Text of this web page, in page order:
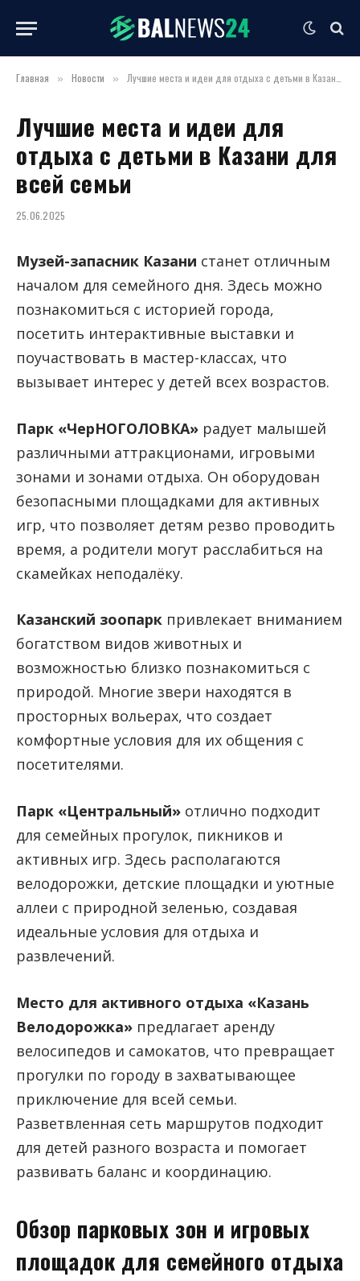
Главная » Новости » Лучшие места и идеи для отдыха с детьми в Казани для всей семьи
Лучшие места и идеи для
отдыха с детьми в Казани для
всей семьи
25.06.2025
Музей-запасник Казани станет отличным
началом для семейного дня. Здесь можно
познакомиться с историей города,
посетить интерактивные выставки и
поучаствовать в мастер-классах, что
вызывает интерес у детей всех возрастов.
Парк «ЧерНОГОЛОВКА» радует малышей
различными аттракционами, игровыми
зонами и зонами отдыха. Он оборудован
безопасными площадками для активных
игр, что позволяет детям резво проводить
время, а родители могут расслабиться на
скамейках неподалёку.
Казанский зоопарк привлекает вниманием
богатством видов животных и
возможностью близко познакомиться с
природой. Многие звери находятся в
просторных вольерах, что создает
комфортные условия для их общения с
посетителями.
Парк «Центральный» отлично подходит
для семейных прогулок, пикников и
активных игр. Здесь располагаются
велодорожки, детские площадки и уютные
аллеи с природной зеленью, создавая
идеальные условия для отдыха и
развлечений.
Место для активного отдыха «Казань
Велодорожка» предлагает аренду
велосипедов и самокатов, что превращает
прогулки по городу в захватывающее
приключение для всей семьи.
Разветвленная сеть маршрутов подходит
для детей разного возраста и помогает
развивать баланс и координацию.
Обзор парковых зон и игровых
площадок для семейного отдыха